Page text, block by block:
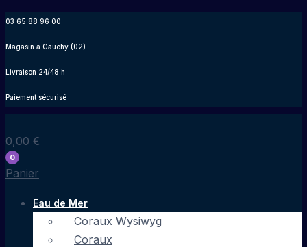
contenu
03 65 88 96 00
Magasin à Gauchy (02)
Livraison 24/48 h
Paiement sécurisé
0,00 €
0
Panier
Eau de Mer
Coraux Wysiwyg
Coraux